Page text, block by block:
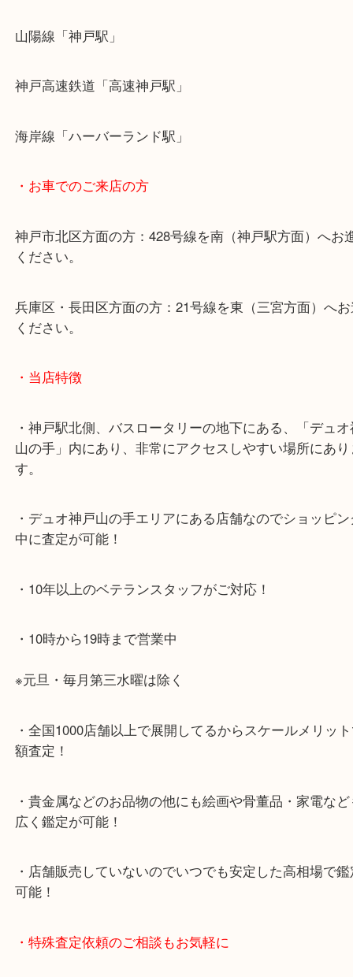
・最寄り駅のご案内
山陽線「神戸駅」
神戸高速鉄道「高速神戸駅」
神戸市北区方面の方：428号線を南（神戸駅方面）
兵庫区・長田区方面の方：21号線を東（三宮方面）
・神戸駅北側、バスロータリーの地下にある、「
山の手」内にあり、非常にアクセスしやすい場所に
中に査定が可能！
・10時から19時まで営業中
※元旦・毎月第三水曜は除く